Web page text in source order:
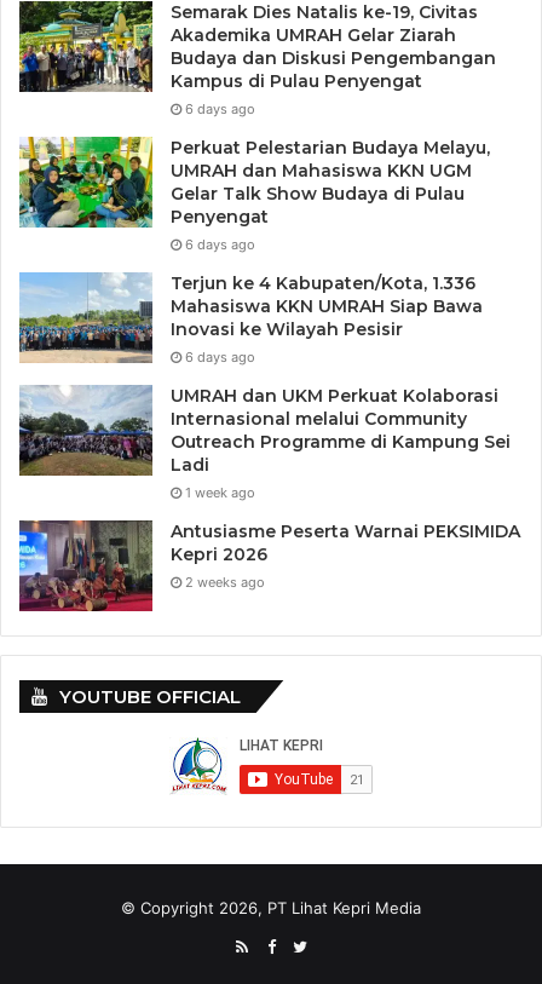
Jumat Berkah Kepedulian Kapolres Karimun Polres Karimun
Semarak Dies Natalis ke-19, Civitas
Akademika UMRAH Gelar Ziarah
Budaya dan Diskusi Pengembangan
Kampus di Pulau Penyengat
6 days ago
Perkuat Pelestarian Budaya Melayu,
UMRAH dan Mahasiswa KKN UGM
Gelar Talk Show Budaya di Pulau
Penyengat
6 days ago
Terjun ke 4 Kabupaten/Kota, 1.336
Mahasiswa KKN UMRAH Siap Bawa
Inovasi ke Wilayah Pesisir
6 days ago
UMRAH dan UKM Perkuat Kolaborasi
Internasional melalui Community
Outreach Programme di Kampung Sei
Ladi
1 week ago
Antusiasme Peserta Warnai PEKSIMIDA
Kepri 2026
2 weeks ago
YOUTUBE OFFICIAL
© Copyright 2026, PT Lihat Kepri Media